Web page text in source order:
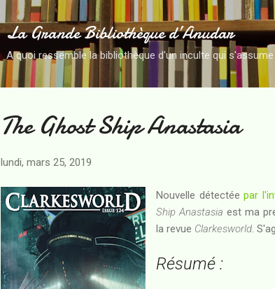
Accéder au
La Grande Bibliothèque d’Anudar
A quoi ressemble la bibliothèque d'un inculte qui
The Ghost Ship Anastasia
lundi, mars 25, 2019
Nouvelle détectéepar
Ship Anastasia est ma
la revue Clarkesworld .
Résumé :